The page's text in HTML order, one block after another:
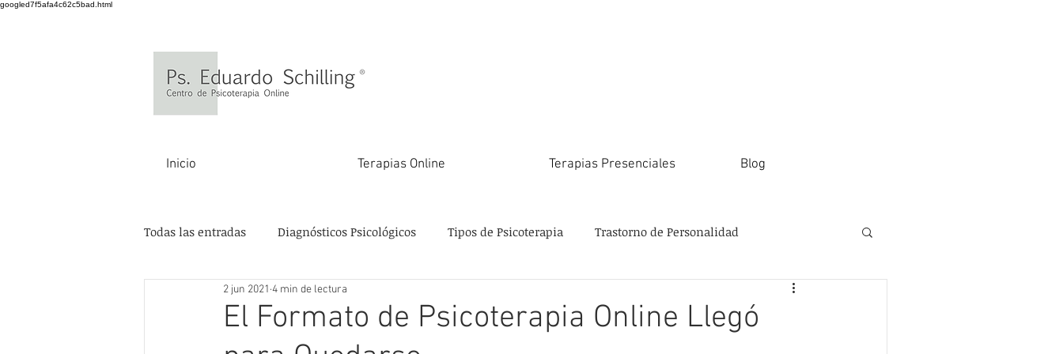
googled7f5afa4c62c5bad.html
Inicio Terapias Online Terapias Presenciales Blog
Todas las entradas Diagnósticos Psicológicos Tipos de Psicoterapia Trastorno de Personalidad
El Formato de Psicoterapia Online Llegó
2 jun 2021 4 min de lectura